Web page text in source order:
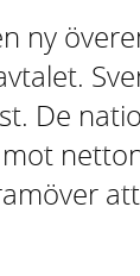
ny
De